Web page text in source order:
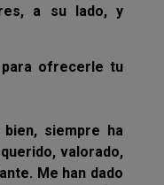
a su lado, y
para ofrecerle tu
siempre ha
valorado,
Me han dado